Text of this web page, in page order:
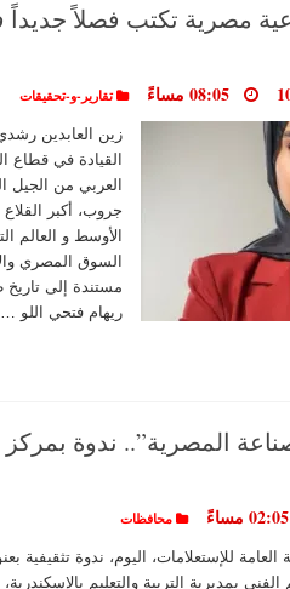
مصرية تكتب فصلاً جديداً
تقارير-و-تحقيقات
زين العابدين
القيادة في
العربي من الجيل
جروب، أكبر
الأوسط و
السوق المصري
مستندة إلى
ريهام فتحي اللو …
المصرية”.. ندوة بمركز
محافظات
العامة للإستعلامات، اليوم، ندوة تثقيفية
الفنى بمديرية التربية والتعليم